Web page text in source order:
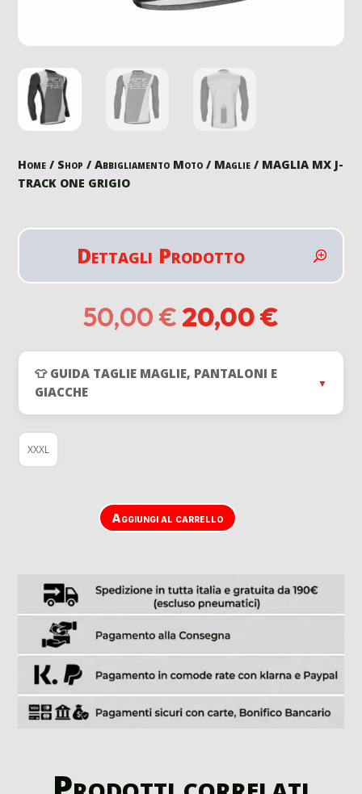
Home / Shop /Abbigliamento Moto / Maglie / MAGLIA MX J-
TRACK ONE GRIGIO
Dettagli Prodotto
50,00 € Il
prezzo
originale
era:
50,00 €.
20,00€
attuale
20,00
👕 GUIDA TAGLIE MAGLIE, PANTALONI E
GIACCHE
▼
XXXL
Aggiungi al carrello